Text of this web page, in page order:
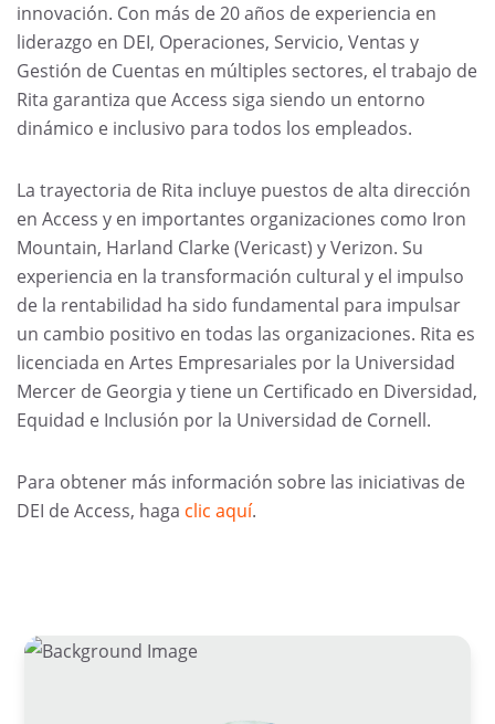
innovación. Con más de 20 años de experiencia en
liderazgo en DEI, Operaciones, Servicio, Ventas y
Gestión de Cuentas en múltiples sectores, el trabajo de
Rita garantiza que Access siga siendo un entorno
dinámico e inclusivo para todos los empleados.
La trayectoria de Rita incluye puestos de alta dirección
en Access y en importantes organizaciones como Iron
Mountain, Harland Clarke (Vericast) y Verizon. Su
experiencia en la transformación cultural y el impulso
de la rentabilidad ha sido fundamental para impulsar
un cambio positivo en todas las organizaciones. Rita es
licenciada en Artes Empresariales por la Universidad
Mercer de Georgia y tiene un Certificado en Diversidad,
Equidad e Inclusión por la Universidad de Cornell.
Para obtener más información sobre las iniciativas de
DEI de Access, haga clic aquí.